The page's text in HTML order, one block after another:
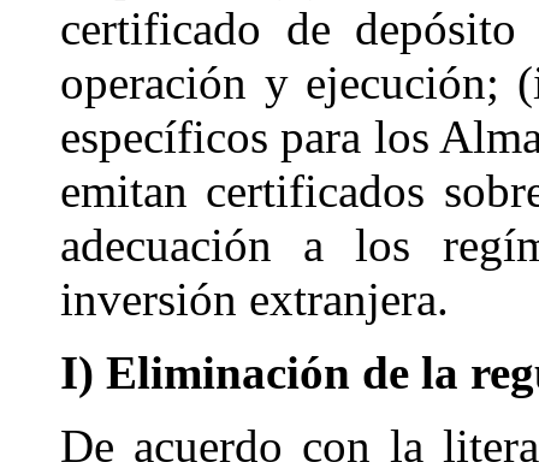
certificado de
operación y ejecución;
específicos para los
emitan certificados
adecuación a los
inversión extranjera.
I) Eliminación de la
De acuerdo con la